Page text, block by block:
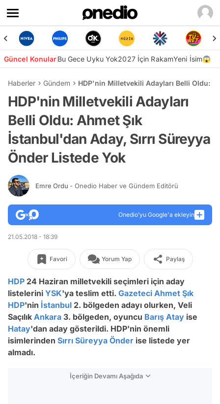
Güncel KonularBu Gece Uyku Yok2027 İçin RakamYeni İsim😱
Haberler Gündem HDP'nin Milletvekili Adayları Belli Oldu:
HDP'nin Milletvekili Adayları
Belli Oldu: Ahmet Şık
İstanbul'dan Aday, Sırrı Süreyya
Önder Listede Yok
Emre Ordu - Onedio Haber ve Gündem Editörü
Onedio’yu Google'a ekleyin
21.05.2018 - 18:39
Favori Yorum Yap Paylaş
HDP 24 Haziran milletvekili seçimleri için aday
listelerini YSK'ya teslim etti. Gazeteci Ahmet Şık
HDP'nin İstanbul 2. bölgeden adayı olurken, Veli
Saçılık Ankara 3. bölgeden, oyuncu Barış Atay ise
Hatay'dan aday gösterildi. HDP'nin önemli
isimlerinden Sırrı Süreyya Önder ise listede yer
almadı.
İçeriğin Devamı Aşağıda